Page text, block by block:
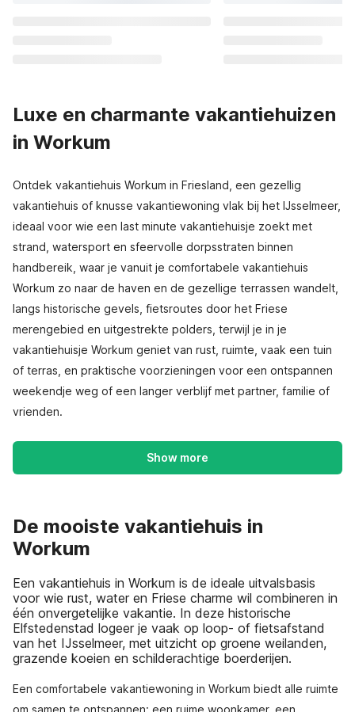
Luxe en charmante vakantiehuizen
in Workum
Ontdek vakantiehuis Workum in Friesland, een gezellig
vakantiehuis of knusse vakantiewoning vlak bij het IJsselmeer,
ideaal voor wie een last minute vakantiehuisje zoekt met
strand, watersport en sfeervolle dorpsstraten binnen
handbereik, waar je vanuit je comfortabele vakantiehuis
Workum zo naar de haven en de gezellige terrassen wandelt,
langs historische gevels, fietsroutes door het Friese
merengebied en uitgestrekte polders, terwijl je in je
vakantiehuisje Workum geniet van rust, ruimte, vaak een tuin
of terras, en praktische voorzieningen voor een ontspannen
weekendje weg of een langer verblijf met partner, familie of
vrienden.
Show more
De mooiste vakantiehuis in
Workum
Een vakantiehuis in Workum is de ideale uitvalsbasis
voor wie rust, water en Friese charme wil combineren in
één onvergetelijke vakantie. In deze historische
Elfstedenstad logeer je vaak op loop- of fietsafstand
van het IJsselmeer, met uitzicht op groene weilanden,
grazende koeien en schilderachtige boerderijen.
Een comfortabele vakantiewoning in Workum biedt alle ruimte
om samen te ontspannen: een ruime woonkamer, een